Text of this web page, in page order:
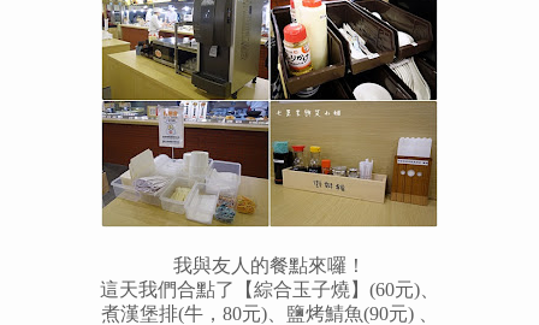
我與友人的餐點來囉！
這天我們合點了【綜合玉子燒】(60元)、
煮漢堡排(牛，80元)、鹽烤鯖魚(90元) 、